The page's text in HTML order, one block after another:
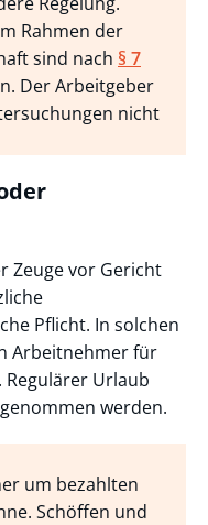
Rahmen der
sind nach § 7
Der Arbeitgeber
nicht
Zeuge vor Gericht
Pflicht. In solchen
Arbeitnehmer für
Urlaub
werden.
um bezahlten
Schöffen und